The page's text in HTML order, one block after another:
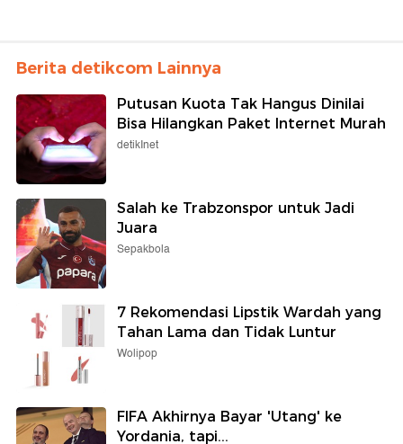
Berita detikcom Lainnya
Putusan Kuota Tak Hangus Dinilai
Bisa Hilangkan Paket Internet Murah
detikInet
Salah ke Trabzonspor untuk Jadi
Juara
Sepakbola
7 Rekomendasi Lipstik Wardah yang
Tahan Lama dan Tidak Luntur
Wolipop
FIFA Akhirnya Bayar 'Utang' ke
Yordania, tapi...